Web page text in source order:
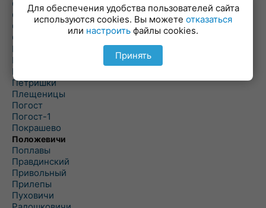
Омговичи
Оношки
Осовец
Острошицкий Городок
Пасека
Пастовичи
Першаи
Петришки
Плещеницы
Погост
Погост-1
Покрашево
Положевичи
Поплавы
Правдинский
Привольный
Прилепы
Пуховичи
Для обеспечения удобства пользователей сайта
используются cookies. Вы можете отказаться
или настроить файлы cookies.
Принять